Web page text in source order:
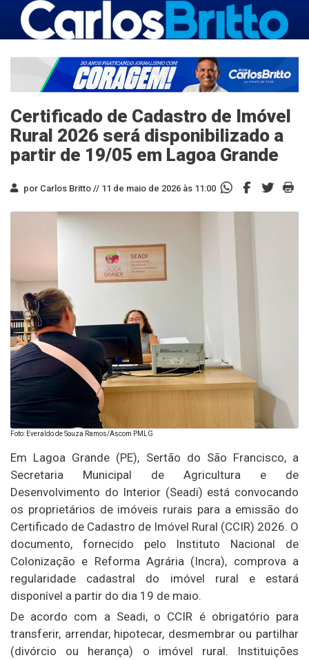
Certificado de Cadastro de Imóvel
Rural 2026 será disponibilizado a
partir de 19/05 em Lagoa Grande
por Carlos Britto // 11 de maio de 2026 às 11:00
Foto: Everaldo de Souza Ramos/Ascom PMLG
Em Lagoa Grande (PE), Sertão do São Francisco, a
Secretaria Municipal de Agricultura e de
Desenvolvimento do Interior (Seadi) está convocando
os proprietários de imóveis rurais para a emissão do
Certificado de Cadastro de Imóvel Rural (CCIR) 2026. O
documento, fornecido pelo Instituto Nacional de
Colonização e Reforma Agrária (Incra), comprova a
regularidade cadastral do imóvel rural e estará
disponível a partir do dia 19 de maio.
De acordo com a Seadi, o CCIR é obrigatório para
transferir, arrendar, hipotecar, desmembrar ou partilhar
(divórcio ou herança) o imóvel rural. Instituições